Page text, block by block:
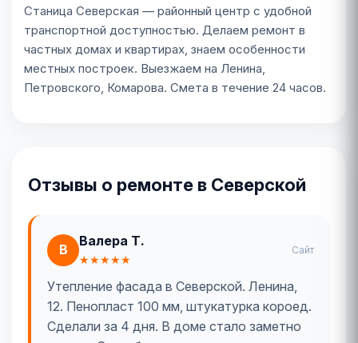
Станица Северская — районный центр с удобной
транспортной доступностью. Делаем ремонт в
частных домах и квартирах, знаем особенности
местных построек. Выезжаем на Ленина,
Петровского, Комарова. Смета в течение 24 часов.
Отзывы о ремонте в Северской
В
Валера Т.
★★★★★
Сайт
Утепление фасада в Северской. Ленина,
12. Пенопласт 100 мм, штукатурка короед.
Сделали за 4 дня. В доме стало заметно